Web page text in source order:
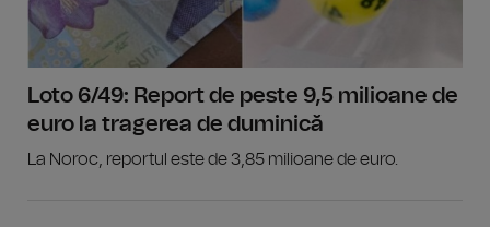
Loto 6/49: Report de peste 9,5 milioane de
euro la tragerea de duminică
La Noroc, reportul este de 3,85 milioane de euro.